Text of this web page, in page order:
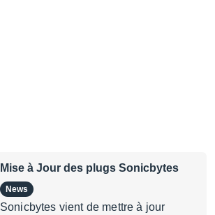
Mise à Jour des plugs Sonicbytes
News
Sonicbytes vient de mettre à jour